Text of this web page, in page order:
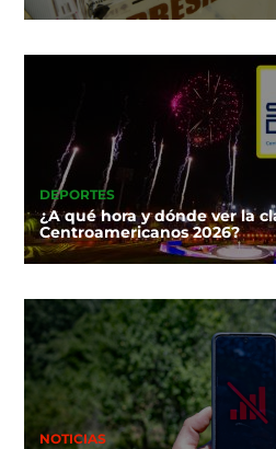
DEPORTES
¿A qué hora y dónde ver la
Centroamericanos 2026?
NOTICIAS